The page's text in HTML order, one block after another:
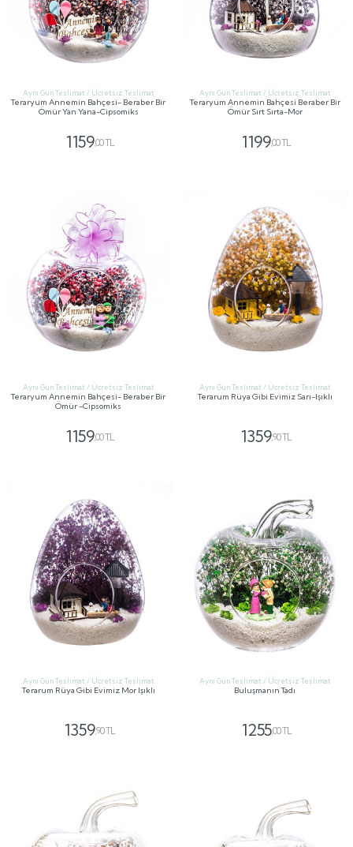
Aynı Gün Teslimat / Ücretsiz Teslimat
Teraryum Annemin Bahçesi- Beraber Bir
Ömür Yan Yana-Cipsomiks
1159,00 TL
Aynı Gün Teslimat / Ücretsiz Teslimat
Teraryum Annemin Bahçesi Beraber Bir
Ömür Sırt Sırta-Mor
1199,00 TL
Aynı Gün Teslimat / Ücretsiz Teslimat
Teraryum Annemin Bahçesi- Beraber Bir
Ömür -Cipsomiks
1159,00 TL
Aynı Gün Teslimat / Ücretsiz Teslimat
Terarum Rüya Gibi Evimiz Sarı-Işıklı
1359,90 TL
Aynı Gün Teslimat / Ücretsiz Teslimat
Terarum Rüya Gibi Evimiz Mor Işıklı
1359,90 TL
Aynı Gün Teslimat / Ücretsiz Teslimat
Buluşmanın Tadı
1255,00 TL